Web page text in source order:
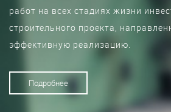
работ на всех стадиях жизни
строительного проекта,
эффективную реализацию.
Подробнее